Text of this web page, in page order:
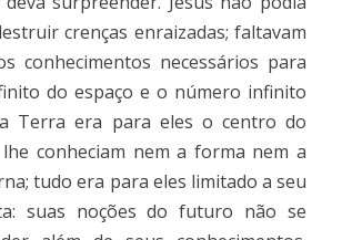
crenças enraizadas; faltavam
conhecimentos necessários para
do espaço e o número infinito
Terra era para eles o centro do
conheciam nem a forma nem a
tudo era para eles limitado a seu
suas noções do futuro não se